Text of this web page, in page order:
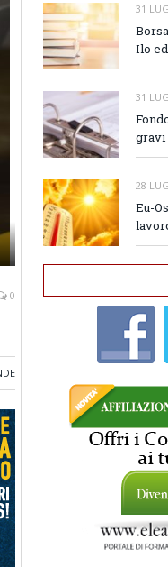
0
31
Ilo
31
gravi
28
Eu-